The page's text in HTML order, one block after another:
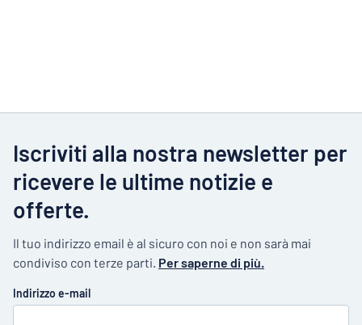
Iscriviti alla nostra newsletter per
ricevere le ultime notizie e
offerte.
Il tuo indirizzo email è al sicuro con noi e non sarà mai
condiviso con terze parti. Per saperne di più.
Indirizzo e-mail